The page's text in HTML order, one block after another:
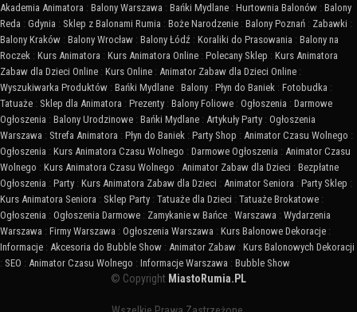
Akademia Animatora : Balony Warszawa : Bańki Mydlane : Hurtownia Balonów : Balony
Reda : Gdynia : Sklep z Balonami Rumia : Boże Narodzenie : Balony Poznań : Zabawki :
Balony Kraków : Balony Wrocław : Balony Łódź : Koraliki do Prasowania : Balony na
Roczek : Kurs Animatora : Kurs Animatora Online : Polecany Sklep : Kurs Animatora
Zabaw dla Dzieci Online : Kurs Online : Animator Zabaw dla Dzieci Online :
Wyszukiwarka Produktów : Bańki Mydlane : Balony : Płyn do Baniek : Fotobudka :
Tatuaże : Sklep dla Animatora : Prezenty : Balony Foliowe : Ogłoszenia : Darmowe
Ogłoszenia : Balony Urodzinowe : Bańki Mydlane : Artykuły Party : Ogłoszenia
Warszawa : Strefa Animatora : Płyn do Baniek : Party Shop : Animator Czasu Wolnego :
Ogłoszenia : Kurs Animatora Czasu Wolnego : Darmowe Ogłoszenia : Animator Czasu
Wolnego : Kurs Animatora Czasu Wolnego : Animator Zabaw dla Dzieci : Bezpłatne
Ogłoszenia : Party : Kurs Animatora Zabaw dla Dzieci : Animator Seniora : Party Sklep :
Kurs Animatora Seniora : Sklep Party : Tatuaże dla Dzieci : Tatuaże Brokatowe :
Ogłoszenia : Ogłoszenia Darmowe : Zamykanie w Bańce : Warszawa : Wydarzenia
Warszawa : Firmy Warszawa : Ogłoszenia Warszawa : Kurs Balonowe Dekoracje :
Informacje : Akcesoria do Bubble Show : Animator Zabaw : Kurs Balonowych Dekoracji
: SEO : Animator Czasu Wolnego : Informacje Warszawa : Bubble Show
© Copyright MiastoRumia.PL